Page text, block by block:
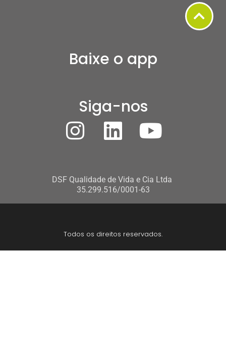
Baixe o app
Siga-nos
DSF Qualidade de Vida e Cia Ltda
35.299.516/0001-63
Todos os direitos reservados.